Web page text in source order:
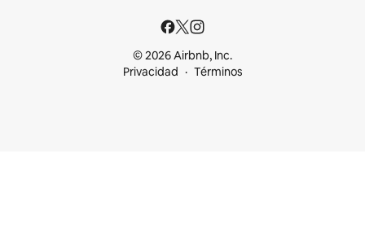
© 2026 Airbnb, Inc.
Privacidad
Términos